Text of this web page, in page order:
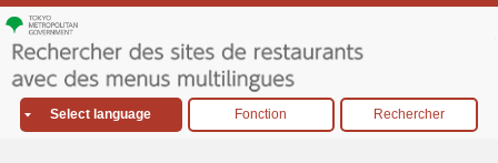
Select language Fonction Rechercher